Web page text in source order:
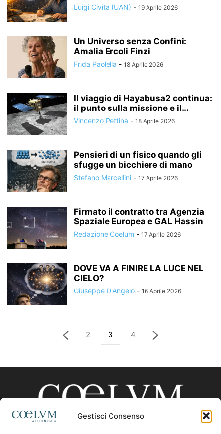
Gestisci Consenso
Luigi Civita (UAN) - 19 Aprile 2026
Un Universo senza Confini:
Amalia Ercoli Finzi
Frida Paolella - 18 Aprile 2026
Il viaggio di Hayabusa2 continua:
il punto sulla missione e il...
Vincenzo Pettina - 18 Aprile 2026
Pensieri di un fisico quando gli
sfugge un bicchiere di mano
Stefano Marcellini - 17 Aprile 2026
Firmato il contratto tra Agenzia
Spaziale Europea e GAL Hassin
Redazione Coelum - 17 Aprile 2026
DOVE VA A FINIRE LA LUCE NEL
CIELO?
Giuseppe D'Angelo - 16 Aprile 2026
2 3 4